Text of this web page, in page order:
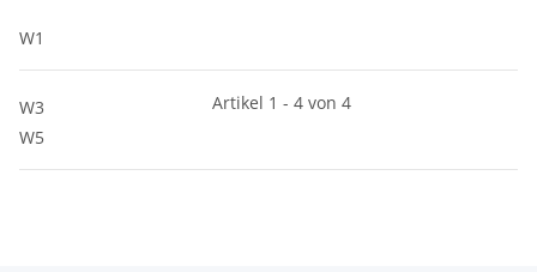
W1
W3
Artikel 1 - 4 von 4
W5